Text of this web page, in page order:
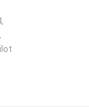
Anda